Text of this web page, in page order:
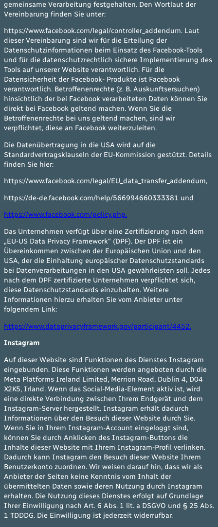
gemeinsame Verarbeitung festgehalten. Den Wortlaut der
Vereinbarung finden Sie unter:
https://www.facebook.com/legal/controller_addendum. Laut
dieser Vereinbarung sind wir für die Erteilung der
Datenschutzinformationen beim Einsatz des Facebook-Tools
und für die datenschutzrechtlich sichere Implementierung des
Tools auf unserer Website verantwortlich. Für die
Datensicherheit der Facebook- Produkte ist Facebook
verantwortlich. Betroffenenrechte (z. B. Auskunftsersuchen)
hinsichtlich der bei Facebook verarbeiteten Daten können Sie
direkt bei Facebook geltend machen. Wenn Sie die
Betroffenenrechte bei uns geltend machen, sind wir
verpflichtet, diese an Facebook weiterzuleiten.
Die Datenübertragung in die USA wird auf die
Standardvertragsklauseln der EU-Kommission gestützt. Details
finden Sie hier:
https://www.facebook.com/legal/EU_data_transfer_addendum,
https://de-de.facebook.com/help/566994660333381 und
https://www.facebook.com/policy.php.
Das Unternehmen verfügt über eine Zertifizierung nach dem
„EU-US Data Privacy Framework“ (DPF). Der DPF ist ein
Übereinkommen zwischen der Europäischen Union und den
USA, der die Einhaltung europäischer Datenschutzstandards
bei Datenverarbeitungen in den USA gewährleisten soll. Jedes
nach dem DPF zertifizierte Unternehmen verpflichtet sich,
diese Datenschutzstandards einzuhalten. Weitere
Informationen hierzu erhalten Sie vom Anbieter unter
folgendem Link:
https://www.dataprivacyframework.gov/participant/4452.
Instagram
Auf dieser Website sind Funktionen des Dienstes Instagram
eingebunden. Diese Funktionen werden angeboten durch die
Meta Platforms Ireland Limited, Merrion Road, Dublin 4, D04
X2K5, Irland. Wenn das Social-Media-Element aktiv ist, wird
eine direkte Verbindung zwischen Ihrem Endgerät und dem
Instagram-Server hergestellt. Instagram erhält dadurch
Informationen über den Besuch dieser Website durch Sie.
Wenn Sie in Ihrem Instagram-Account eingeloggt sind,
können Sie durch Anklicken des Instagram-Buttons die
Inhalte dieser Website mit Ihrem Instagram-Profil verlinken.
Dadurch kann Instagram den Besuch dieser Website Ihrem
Benutzerkonto zuordnen. Wir weisen darauf hin, dass wir als
Anbieter der Seiten keine Kenntnis vom Inhalt der
übermittelten Daten sowie deren Nutzung durch Instagram
erhalten. Die Nutzung dieses Dienstes erfolgt auf Grundlage
Ihrer Einwilligung nach Art. 6 Abs. 1 lit. a DSGVO und § 25 Abs.
1 TDDDG. Die Einwilligung ist jederzeit widerrufbar.